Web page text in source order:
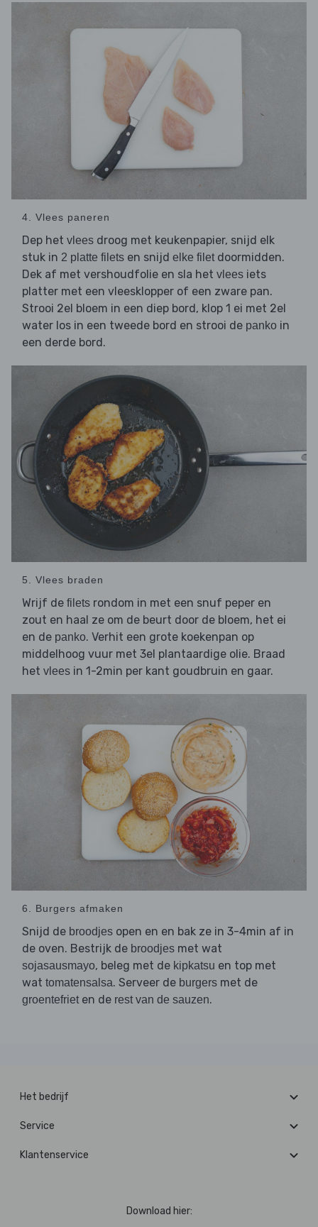
4. Vlees paneren
Dep het vlees droog met keukenpapier, snijd elk
stuk in 2 platte filets en snijd elke filet doormidden.
Dek af met vershoudfolie en sla het vlees iets
platter met een vleesklopper of een zware pan.
Strooi 2el bloem in een diep bord, klop 1 ei met 2el
water los in een tweede bord en strooi de panko in
een derde bord.
5. Vlees braden
Wrijf de filets rondom in met een snuf peper en
zout en haal ze om de beurt door de bloem, het ei
en de panko. Verhit een grote koekenpan op
middelhoog vuur met 3el plantaardige olie. Braad
het vlees in 1-2min per kant goudbruin en gaar.
6. Burgers afmaken
Snijd de broodjes open en en bak ze in 3-4min af in
de oven. Bestrijk de broodjes met wat
sojasausmayo, beleg met de kipkatsu en top met
wat tomatensalsa. Serveer de burgers met de
groentefrieten de rest van de sauzen.
Het bedrijf
Service
Klantenservice
Download hier: